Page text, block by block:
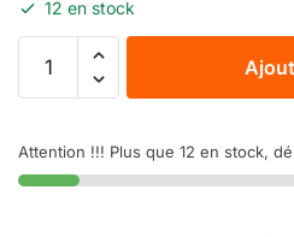
12 en stock
Attention !!! Plus que 12 en stock,